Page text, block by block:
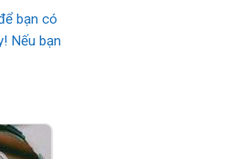
bạn có
Nếu bạn